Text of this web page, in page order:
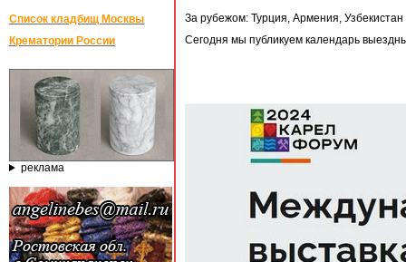
Список кладбищ Москвы
Крематории России
реклама
За рубежом: Турция, Армения, Узбекистан
Сегодня мы публикуем календарь